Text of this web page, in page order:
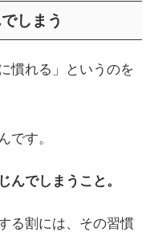
しまう
慣れる」というのを
です。
んでしまうこと。
る割には、その習慣